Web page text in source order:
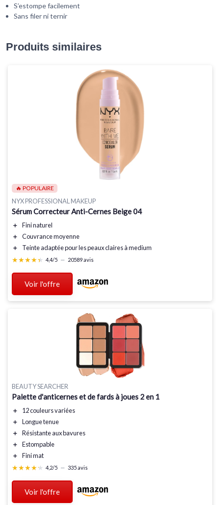
S’estompe facilement
Sans filer ni ternir
Produits similaires
🔥 POPULAIRE
NYX PROFESSIONAL MAKEUP
Sérum Correcteur Anti-Cernes Beige 04
＋
Fini naturel
＋
Couvrance moyenne
＋
Teinte adaptée pour les peaux claires à medium
★★★★★
★★★★★ 4,4/5 — 20589 avis
Voir l'offre
BEAUTY SEARCHER
Palette d'anticernes et de fards à joues 2 en 1
＋
12 couleurs variées
＋
Longue tenue
＋
Résistante aux bavures
＋
Estompable
＋
Fini mat
★★★★★
★★★★★ 4,2/5 — 335 avis
Voir l'offre